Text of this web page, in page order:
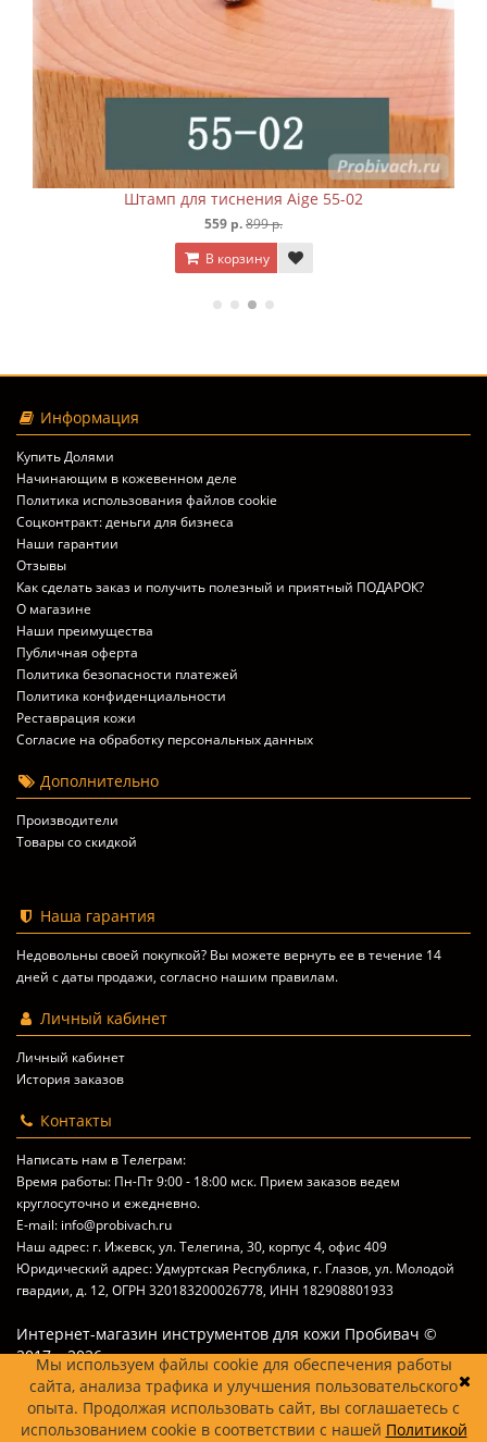
Мы используем файлы cookie для обеспечения работы
сайта, анализа трафика и улучшения пользовательского
опыта. Продолжая использовать сайт, вы соглашаетесь с
использованием cookie в соответствии с нашей Политикой
Штамп для тиснения Aige 55-02
559 р.899 р.
В корзину
Информация
Купить Долями
Начинающим в кожевенном деле
Политика использования файлов cookie
Соцконтракт: деньги для бизнеса
Наши гарантии
Отзывы
Как сделать заказ и получить полезный и приятный ПОДАРОК?
О магазине
Наши преимущества
Публичная оферта
Политика безопасности платежей
Политика конфиденциальности
Реставрация кожи
Согласие на обработку персональных данных
Дополнительно
Производители
Товары со скидкой
Наша гарантия
Недовольны своей покупкой? Вы можете вернуть ее в течение 14
дней с даты продажи, согласно нашим правилам.
Личный кабинет
Личный кабинет
История заказов
Контакты
Написать нам в Телеграм:
Время работы: Пн-Пт 9:00 - 18:00 мск. Прием заказов ведем
круглосуточно и ежедневно.
E-mail: info@probivach.ru
Наш адрес: г. Ижевск, ул. Телегина, 30, корпус 4, офис 409
Юридический адрес: Удмуртская Республика, г. Глазов, ул. Молодой
гвардии, д. 12, ОГРН 320183200026778, ИНН 182908801933
Интернет-магазин инструментов для кожи Пробивач ©
2017 – 2026